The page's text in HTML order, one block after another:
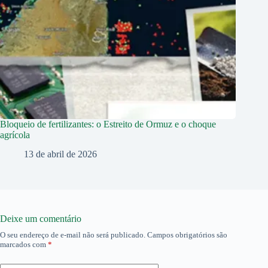
Bloqueio de fertilizantes: o Estreito de Ormuz e o choque
agrícola
13 de abril de 2026
Deixe um comentário
O seu endereço de e-mail não será publicado. Campos obrigatórios são
marcados com *